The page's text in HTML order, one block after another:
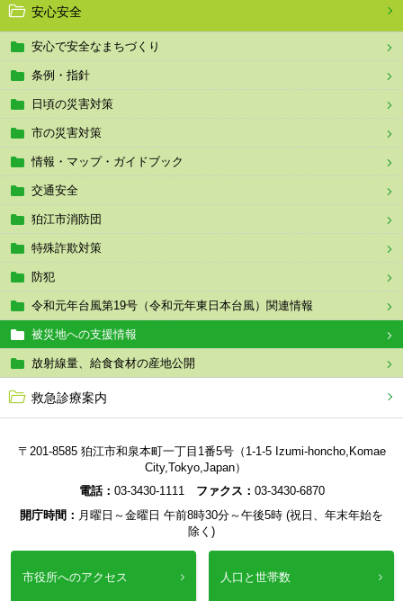
安心安全
安心で安全なまちづくり
条例・指針
日頃の災害対策
市の災害対策
情報・マップ・ガイドブック
交通安全
狛江市消防団
特殊詐欺対策
防犯
令和元年台風第19号（令和元年東日本台風）関連情報
被災地への支援情報
放射線量、給食食材の産地公開
救急診療案内
〒201-8585 狛江市和泉本町一丁目1番5号（1-1-5 Izumi-honcho,Komae
City,Tokyo,Japan）
電話： 03-3430-1111 ファクス： 03-3430-6870
開庁時間： 月曜日～金曜日 午前8時30分～午後5時 (祝日、年末年始を
除く)
市役所へのアクセス 人口と世帯数